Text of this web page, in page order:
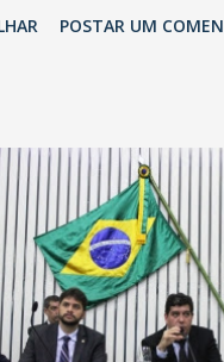
ainda não foi
POSTAR UM